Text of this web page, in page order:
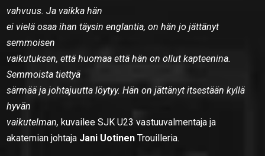
vahvuus. Ja vaikka hän
ei vielä osaa ihan täysin englantia, on hän jo jättänyt
semmoisen
vaikutuksen, että huomaa että hän on ollut kapteenina.
Semmoista tiettyä
särmää ja johtajuutta löytyy. Hän on jättänyt itsestään kyllä
hyvän
vaikutelman, kuvailee SJK U23 vastuuvalmentaja ja
akatemian johtaja Jani Uotinen Trouilleria.